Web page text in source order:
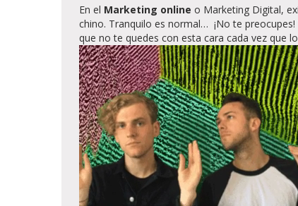
En el Marketing online o Marketing Digital,
chino. Tranquilo es normal… ¡No te
que no te quedes con esta cara cada vez que